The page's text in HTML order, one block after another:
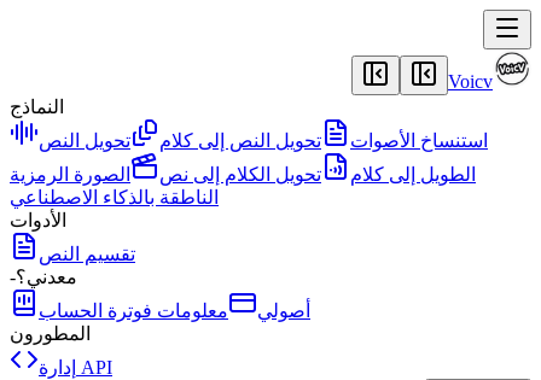
Voicv
النماذج
استنساخ الأصوات
تحويل النص إلى كلام
تحويل النص
الطويل إلى كلام
تحويل الكلام إلى نص
الصورة الرمزية
الناطقة بالذكاء الاصطناعي
الأدوات
تقسيم النص
-معدني؟
أصولي
معلومات فوترة الحساب
المطورون
إدارة API